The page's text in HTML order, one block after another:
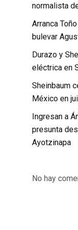
normalista
Arranca
bulevar
Durazo y
eléctrica en
Sheinbaum
México en
Ingresan a
presunta
Ayotzinapa
No hay